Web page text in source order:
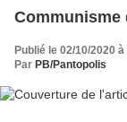
Communisme
Publié le 02/10/2020
Par PB/Pantopolis